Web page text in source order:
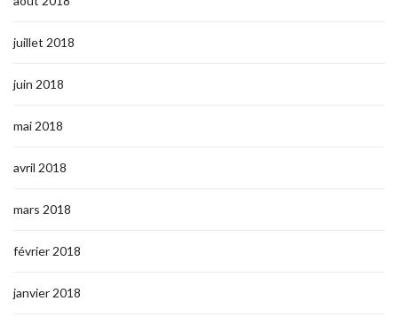
juillet 2018
juin 2018
mai 2018
avril 2018
mars 2018
février 2018
janvier 2018